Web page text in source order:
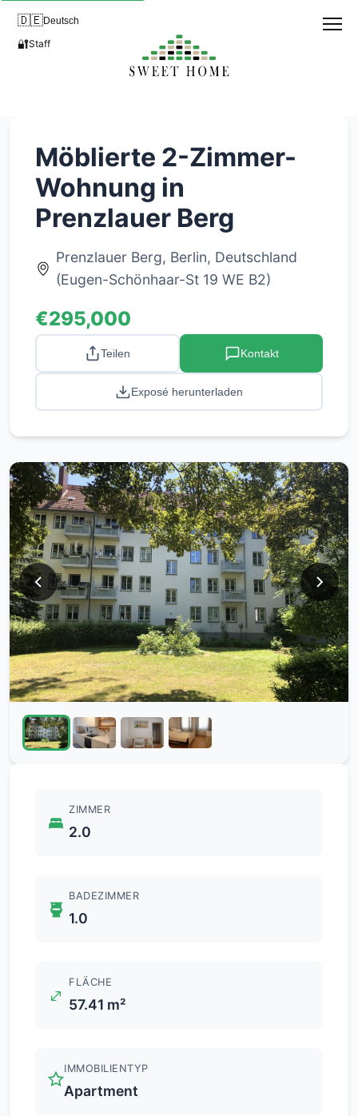
🇩🇪Deutsch
🔐Staff
Möblierte 2-Zimmer-
Wohnung in
Prenzlauer Berg
Prenzlauer Berg, Berlin, Deutschland
(Eugen-Schönhaar-St 19 WE B2)
€295,000
Teilen Kontakt
Exposé herunterladen
ZIMMER
2.0
BADEZIMMER
1.0
FLÄCHE
57.41 m²
IMMOBILIENTYP
Apartment